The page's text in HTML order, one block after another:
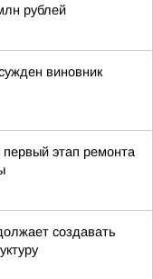
рублей
виновник
этап ремонта
создавать